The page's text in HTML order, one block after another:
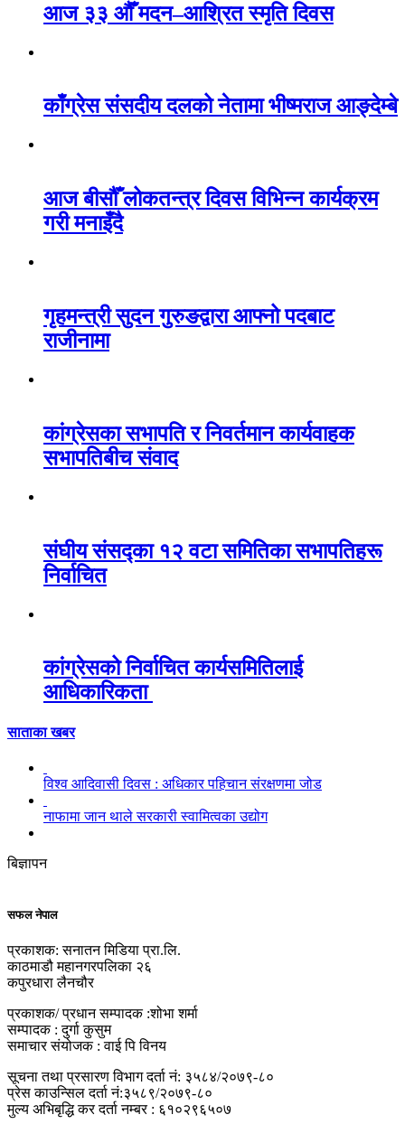
आज ३३ औँ मदन–आश्रित स्मृति दिवस
काँग्रेस संसदीय दलको नेतामा भीष्मराज आङ्देम्बे
आज बीसौँ लोकतन्त्र दिवस विभिन्न कार्यक्रम
गरी मनाइँदै
गृहमन्त्री सुदन गुरुङद्वारा आफ्नो पदबाट
राजीनामा
कांग्रेसका सभापति र निवर्तमान कार्यवाहक
सभापतिबीच संवाद
संघीय संसद्का १२ वटा समितिका सभापतिहरू
निर्वाचित
कांग्रेसको निर्वाचित कार्यसमितिलाई
आधिकारिकता
साताका खबर
विश्व आदिवासी दिवस : अधिकार पहिचान संरक्षणमा जोड
नाफामा जान थाले सरकारी स्वामित्वका उद्योग
बिज्ञापन
सफल नेपाल
प्रकाशक: सनातन मिडिया प्रा.लि.
काठमाडौ महानगरपलिका २६
कपुरधारा लैनचौर
प्रकाशक/ प्रधान सम्पादक :शोभा शर्मा
सम्पादक : दुर्गा कुसुम
समाचार संयोजक : वाई पि विनय
सूचना तथा प्रसारण विभाग दर्ता नं: ३५८४/२०७९-८०
प्रेस काउन्सिल दर्ता नं:३५८९/२०७९-८०
मुल्य अभिबृद्धि कर दर्ता नम्बर : ६१०२९६५०७